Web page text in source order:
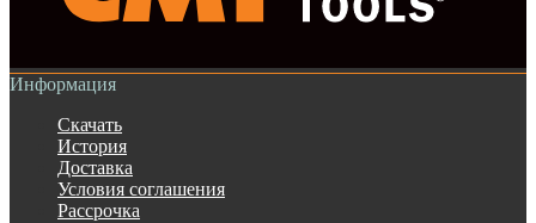
Информация
Скачать
История
Доставка
Условия соглашения
Рассрочка